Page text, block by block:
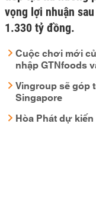
vọng lợi nhuận
1.330 tỷ đồng.
Cuộc chơi mới
nhập GTNfoods
Vingroup sẽ góp
Singapore
Hòa Phát dự